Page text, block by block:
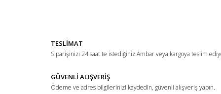
Ürün açıklamasında eksik bilgiler bulunuyor.
Ürün fiyatı diğer sitelerden daha pahalı.
Bu ürüne benzer farklı alternatifler olmalı.
TESLİMAT
Siparişinizi 24 saat te istediğiniz Ambar veya kargoya teslim
GÜVENLİ ALIŞVERİŞ
Ödeme ve adres bilgilerinizi kaydedin, güvenli alışveriş yapın.